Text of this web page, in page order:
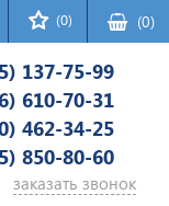
(0) (0)
137-75-99
610-70-31
462-34-25
850-80-60
заказать звонок